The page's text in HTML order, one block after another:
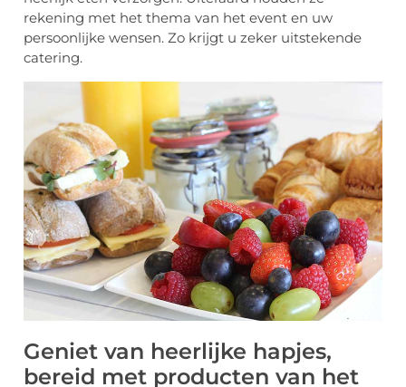
rekening met het thema van het event en uw
persoonlijke wensen. Zo krijgt u zeker uitstekende
catering.
Geniet van heerlijke hapjes,
bereid met producten van het